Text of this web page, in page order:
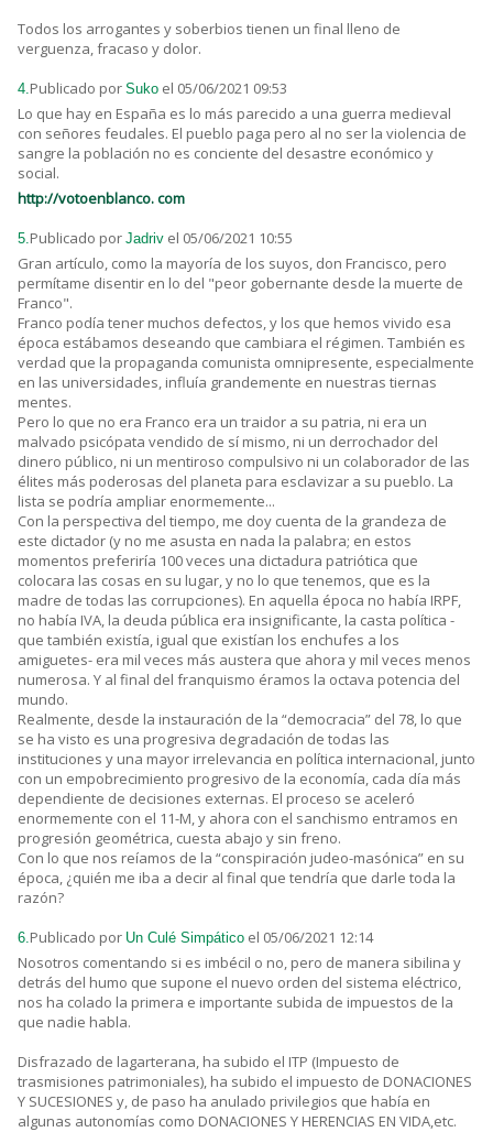
Todos los arrogantes y soberbios tienen un final lleno de
verguenza, fracaso y dolor.
4. Publicado por Suko el 05/06/2021 09:53
Lo que hay en España es lo más parecido a una guerra medieval
con señores feudales. El pueblo paga pero al no ser la violencia de
sangre la población no es conciente del desastre económico y
social.
http://votoenblanco. com
5. Publicado por Jadriv el 05/06/2021 10:55
Gran artículo, como la mayoría de los suyos, don Francisco, pero
permítame disentir en lo del "peor gobernante desde la muerte de
Franco".
Franco podía tener muchos defectos, y los que hemos vivido esa
época estábamos deseando que cambiara el régimen. También es
verdad que la propaganda comunista omnipresente, especialmente
en las universidades, influía grandemente en nuestras tiernas
mentes.
Pero lo que no era Franco era un traidor a su patria, ni era un
malvado psicópata vendido de sí mismo, ni un derrochador del
dinero público, ni un mentiroso compulsivo ni un colaborador de las
élites más poderosas del planeta para esclavizar a su pueblo. La
lista se podría ampliar enormemente...
Con la perspectiva del tiempo, me doy cuenta de la grandeza de
este dictador (y no me asusta en nada la palabra; en estos
momentos preferiría 100 veces una dictadura patriótica que
colocara las cosas en su lugar, y no lo que tenemos, que es la
madre de todas las corrupciones). En aquella época no había IRPF,
no había IVA, la deuda pública era insignificante, la casta política -
que también existía, igual que existían los enchufes a los
amiguetes- era mil veces más austera que ahora y mil veces menos
numerosa. Y al final del franquismo éramos la octava potencia del
mundo.
Realmente, desde la instauración de la “democracia” del 78, lo que
se ha visto es una progresiva degradación de todas las
instituciones y una mayor irrelevancia en política internacional, junto
con un empobrecimiento progresivo de la economía, cada día más
dependiente de decisiones externas. El proceso se aceleró
enormemente con el 11-M, y ahora con el sanchismo entramos en
progresión geométrica, cuesta abajo y sin freno.
Con lo que nos reíamos de la “conspiración judeo-masónica” en su
época, ¿quién me iba a decir al final que tendría que darle toda la
razón?
6. Publicado por Un Culé Simpático el 05/06/2021 12:14
Nosotros comentando si es imbécil o no, pero de manera sibilina y
detrás del humo que supone el nuevo orden del sistema eléctrico,
nos ha colado la primera e importante subida de impuestos de la
que nadie habla.
Disfrazado de lagarterana, ha subido el ITP (Impuesto de
trasmisiones patrimoniales), ha subido el impuesto de DONACIONES
Y SUCESIONES y, de paso ha anulado privilegios que había en
algunas autonomías como DONACIONES Y HERENCIAS EN VIDA,etc.